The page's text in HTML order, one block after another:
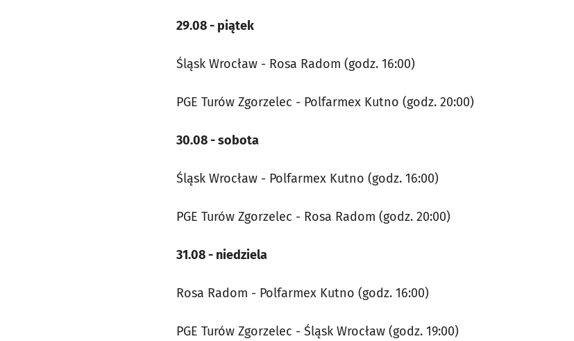
29.08 - piątek
Śląsk Wrocław - Rosa Radom (godz. 16:00)
PGE Turów Zgorzelec - Polfarmex Kutno (godz. 20:00)
30.08 - sobota
Śląsk Wrocław - Polfarmex Kutno (godz. 16:00)
PGE Turów Zgorzelec - Rosa Radom (godz. 20:00)
31.08 - niedziela
Rosa Radom - Polfarmex Kutno (godz. 16:00)
PGE Turów Zgorzelec - Śląsk Wrocław (godz. 19:00)